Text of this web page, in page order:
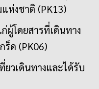
ห่งชาติ (PK13)
ผู้โดยสารที่เดินทาง
ร็ด (PK06)
วเดินทางและได้รับ